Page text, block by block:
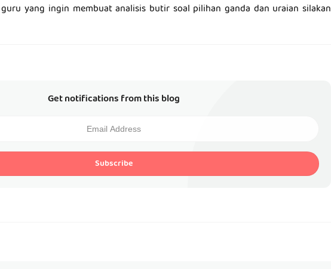
yang ingin membuat analisis butir soal pilihan ganda dan uraian silakan
Get notifications from this blog
Subscribe